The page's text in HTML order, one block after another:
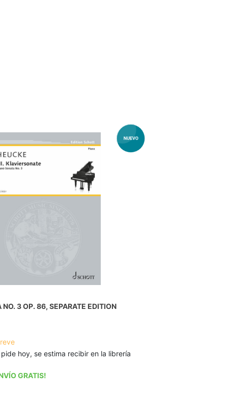
NO. 3 OP. 86, SEPARATE EDITION
hoy, se estima recibir en la librería
GRATIS!